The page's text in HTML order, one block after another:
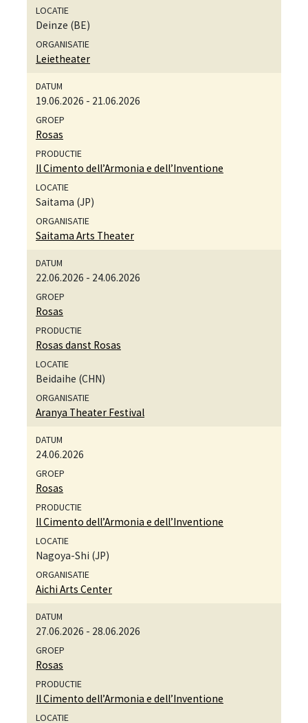
Deinze (BE)
Leietheater
19.06.2026 - 21.06.2026
Rosas
Il Cimento dell’Armonia e dell’Inventione
Saitama (JP)
Saitama Arts Theater
22.06.2026 - 24.06.2026
Rosas
Rosas danst Rosas
Beidaihe (CHN)
Aranya Theater Festival
24.06.2026
Rosas
Il Cimento dell’Armonia e dell’Inventione
Nagoya-Shi (JP)
Aichi Arts Center
27.06.2026 - 28.06.2026
Rosas
Il Cimento dell’Armonia e dell’Inventione